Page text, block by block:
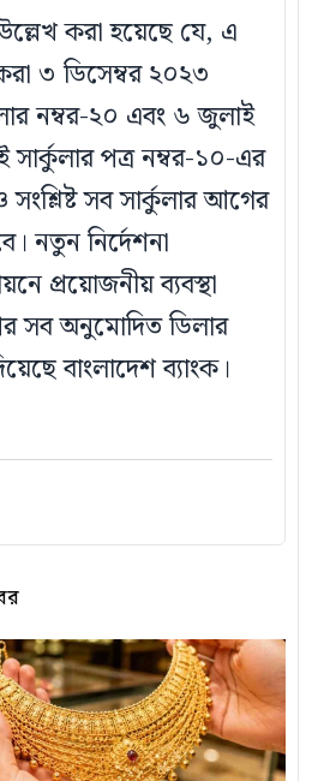
করা হয়েছে যে, এ
৩ ডিসেম্বর ২০২৩
নম্বর-২০ এবং ৬ জুলাই
পত্র নম্বর-১০-এর
সংশ্লিষ্ট সব সার্কুলার আগের
নতুন নির্দেশনা
প্রয়োজনীয় ব্যবস্থা
সব অনুমোদিত ডিলার
বাংলাদেশ ব্যাংক।